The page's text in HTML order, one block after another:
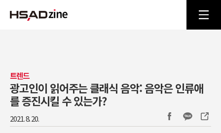
트렌드
광고인이 읽어주는 클래식 음악: 음악은 인류애
를 증진시킬 수 있는가?
2021. 8. 20.